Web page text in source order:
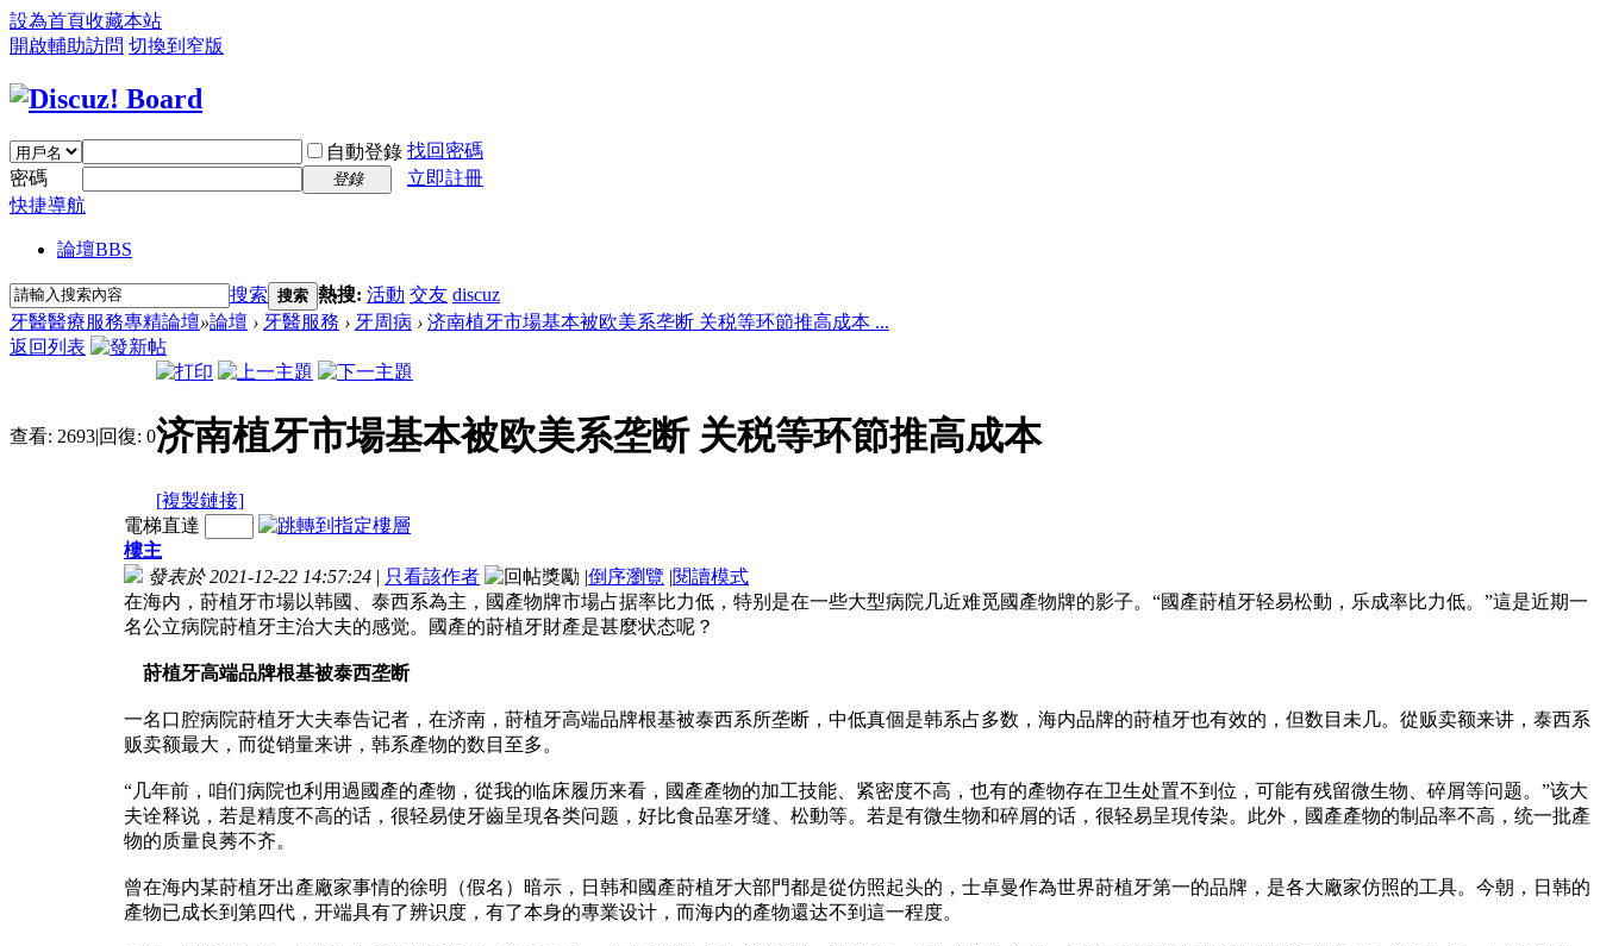
設為首頁收藏本站
開啟輔助訪問 切換到窄版
自動登錄 找回密碼
密碼
登錄
立即註冊
快捷導航
論壇BBS
搜索 搜索 熱搜: 活動 交友 discuz
牙醫醫療服務專精論壇»論壇 › 牙醫服務 › 牙周病 › 济南植牙市場基本被欧美系垄断 关税等环節推高成本 ...
返回列表
查看: 2693|回復: 0济南植牙市場基本被欧美系垄断 关税等环節推高成本
[複製鏈接]
電梯直達
樓主
發表於 2021-12-22 14:57:24 | 只看該作者 |倒序瀏覽 |閱讀模式
在海内，莳植牙市場以韩國、泰西系為主，國產物牌市場占据率比力低，特别是在一些大型病院几近难觅國產物牌的影子。“國產莳植牙轻易松動，乐成率比力低。”這是近期一
名公立病院莳植牙主治大夫的感觉。國產的莳植牙財產是甚麼状态呢？
莳植牙高端品牌根基被泰西垄断
一名口腔病院莳植牙大夫奉告记者，在济南，莳植牙高端品牌根基被泰西系所垄断，中低真個是韩系占多数，海内品牌的莳植牙也有效的，但数目未几。從贩卖额来讲，泰西系
贩卖额最大，而從销量来讲，韩系產物的数目至多。
“几年前，咱们病院也利用過國產的產物，從我的临床履历来看，國產產物的加工技能、紧密度不高，也有的產物存在卫生处置不到位，可能有残留微生物、碎屑等问题。”该大
夫诠释说，若是精度不高的话，很轻易使牙齒呈現各类问题，好比食品塞牙缝、松動等。若是有微生物和碎屑的话，很轻易呈現传染。此外，國產產物的制品率不高，统一批產
物的质量良莠不齐。
曾在海内某莳植牙出產廠家事情的徐明（假名）暗示，日韩和國產莳植牙大部門都是從仿照起头的，士卓曼作為世界莳植牙第一的品牌，是各大廠家仿照的工具。今朝，日韩的
產物已成长到第四代，开端具有了辨识度，有了本身的專業设计，而海内的產物還达不到這一程度。